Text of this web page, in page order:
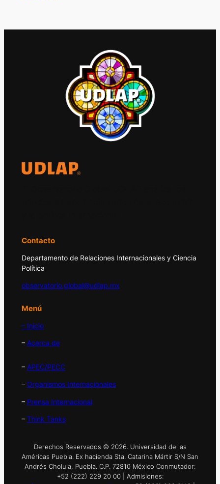
Contacto
Departamento de Relaciones Internacionales y Ciencia
Política
observatorio.global@udlap.mx
Menú
– Inicio
– Acerca de
– APEC/PECC
– Organismos Internacionales
– Prensa Internacional
– Think Tanks
Derechos Reservados © 2026. Universidad de las
Américas Puebla. Ex hacienda Sta. Catarina Mártir S/N San
Andrés Cholula, Puebla. C.P. 72810 México Conmutador:
+52 (222) 229 20 00 | Admisiones: